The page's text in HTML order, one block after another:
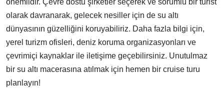
önemlidir. Çevre dostu şirketler seçerek ve sorumlu bir turist
olarak davranarak, gelecek nesiller için de su altı
dünyasının güzelliğini koruyabiliriz. Daha fazla bilgi için,
yerel turizm ofisleri, deniz koruma organizasyonları ve
çevrimiçi kaynaklar ile iletişime geçebilirsiniz. Unutulmaz
bir su altı macerasına atılmak için hemen bir cruise turu
planlayın!